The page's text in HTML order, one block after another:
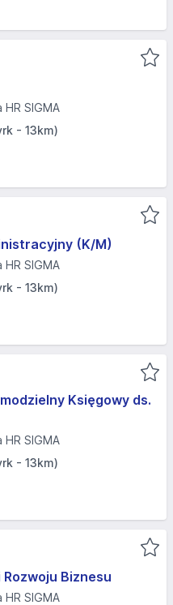
SIGMA
- 13km)
(K/M)
SIGMA
- 13km)
Księgowy ds.
SIGMA
- 13km)
Biznesu
SIGMA